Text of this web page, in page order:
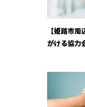
【姫路市
がける協力